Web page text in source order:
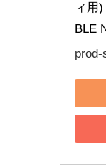
ィ用
BLE
prod-